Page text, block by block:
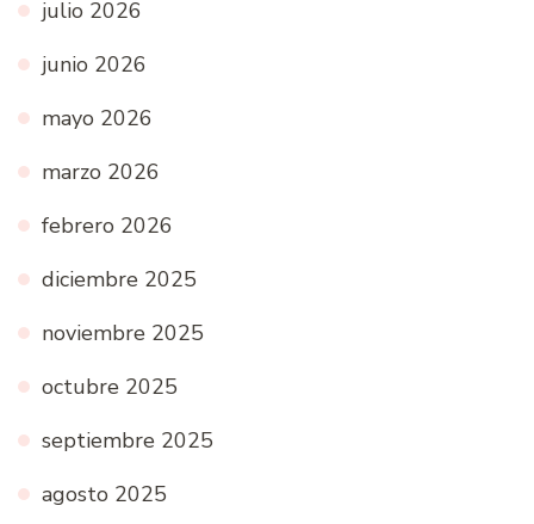
julio 2026
junio 2026
mayo 2026
marzo 2026
febrero 2026
diciembre 2025
noviembre 2025
octubre 2025
septiembre 2025
agosto 2025